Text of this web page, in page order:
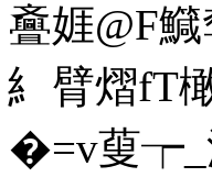
斖娾@F
糹臂熠fT
�=v蓃┮_